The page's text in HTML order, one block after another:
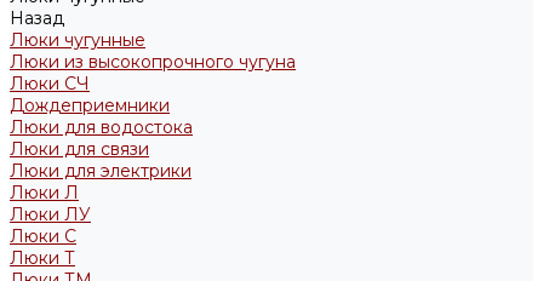
Назад
Люки чугунные
Люки из высокопрочного чугуна
Люки СЧ
Дождеприемники
Люки для водостока
Люки для связи
Люки для электрики
Люки Л
Люки ЛУ
Люки С
Люки Т